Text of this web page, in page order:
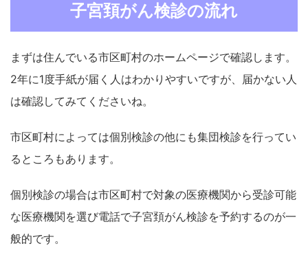
子宮頚がん検診の流れ
まずは住んでいる市区町村のホームページで確認します。
2年に1度手紙が届く人はわかりやすいですが、届かない人
は確認してみてくださいね。
市区町村によっては個別検診の他にも集団検診を行ってい
るところもあります。
個別検診の場合は市区町村で対象の医療機関から受診可能
な医療機関を選び電話で子宮頚がん検診を予約するのが一
般的です。